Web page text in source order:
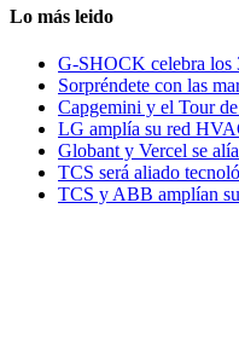
Lo más leido
G-SHOCK celebra los
Sorpréndete con las
Capgemini y el Tour
LG amplía su red
Globant y Vercel se
TCS será aliado
TCS y ABB amplían